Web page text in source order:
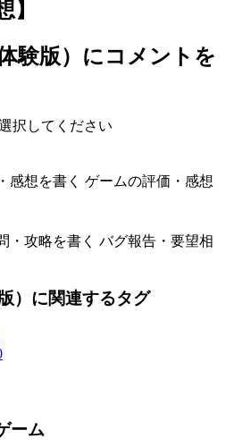
】
験版） にコメントを
択してください
感想を書く ゲームの評価・感想
・攻略を書く バグ報告・要望相
）に関連するタグ
ーム